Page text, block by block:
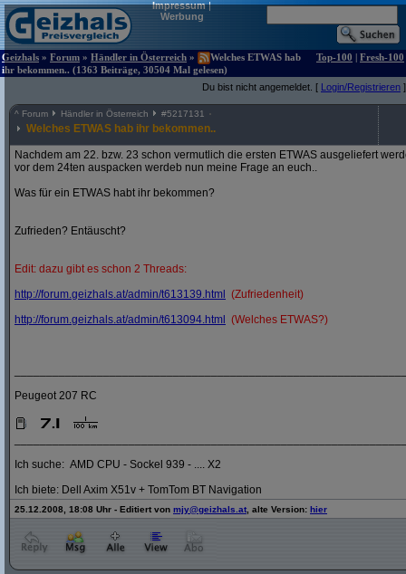
Impressum|
Werbung
Geizhals » Forum » Händler in Österreich »
Welches ETWAS hab
ihr bekommen.. (1363 Beiträge, 30504 Mal gelesen)
Top-100 | Fresh-100
Du bist nicht angemeldet. [ Login/Registrieren ]
^ Forum Händler in Österreich #5217131
Welches ETWAS hab ihr bekommen..
Nachdem am 22. bzw. 23 schon vermutlich die ersten ETWAS ausgeliefert
vor dem 24ten auspacken werdeb nun meine Frage an euch..
Was für ein ETWAS habt ihr bekommen?
Zufrieden? Entäuscht?
Edit: dazu gibt es schon 2 Threads:
http://forum.geizhals.at/admin/t613139.html
(Zufriedenheit)
http://forum.geizhals.at/admin/t613094.html (Welches ETWAS?)
Peugeot 207 RC
Ich suche: AMD CPU - Sockel 939 - .... X2
Ich biete: Dell Axim X51v + TomTom BT Navigation
25.12.2008, 18:08 Uhr - Editiert von mjy@geizhals.at , alte Version: hier